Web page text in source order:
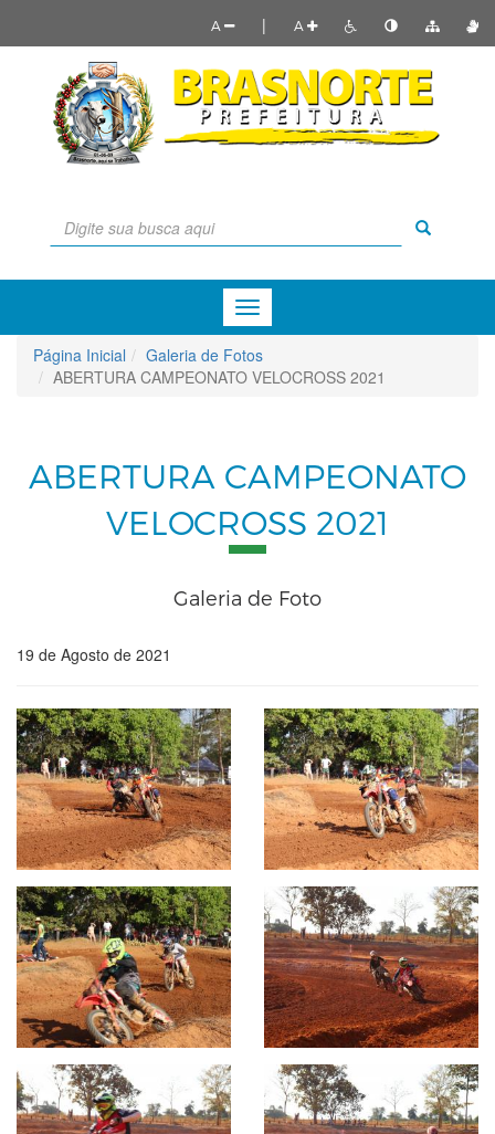
A | A
Menu
de
Navegação
Página Inicial
Galeria de Fotos
ABERTURA CAMPEONATO VELOCROSS 2021
ABERTURA CAMPEONATO
VELOCROSS 2021
Galeria de Foto
19 de Agosto de 2021